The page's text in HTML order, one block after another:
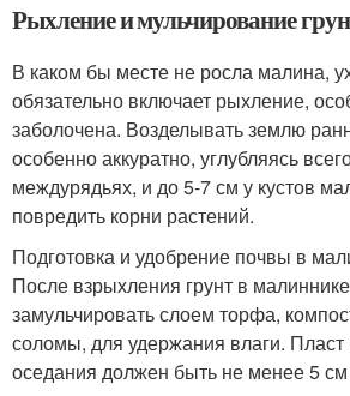
Рыхление и мульчирование
В каком бы месте не росла малина,
обязательно включает рыхление,
заболочена. Возделывать землю
особенно аккуратно, углубляясь
междурядьях, и до 5-7 см у кустов
повредить корни растений.
Подготовка и удобрение почвы в
После взрыхления грунт в
замульчировать слоем торфа,
соломы, для удержания влаги. Пласт
оседания должен быть не менее 5